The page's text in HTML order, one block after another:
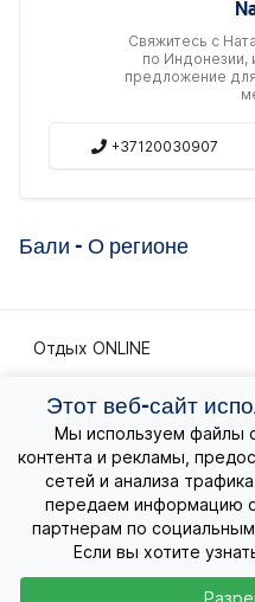
Свяжитесь c
по Индонезии,
предложение
+37120030907
Бали - О регионе
Отдых ONLINE
Экскурсионные
Экзотические
Лучшие предложения
Круизы
Этот веб-сайт
Мы используем файлы
контента и рекламы,
сетей и анализа
передаем информацию
партнерам по
Если вы хотите